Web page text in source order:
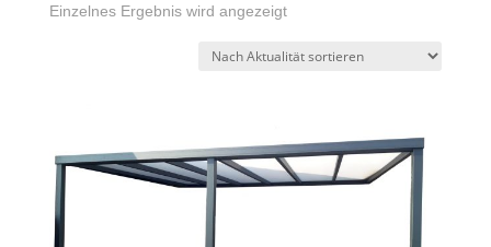
Einzelnes Ergebnis wird angezeigt